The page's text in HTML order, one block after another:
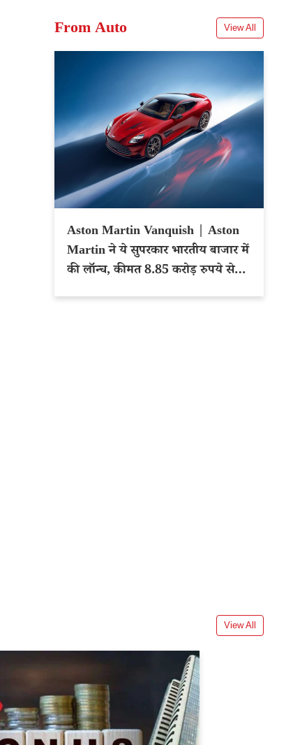
From Auto View All
Aston Martin Vanquish | Aston
Martin ने ये सुपरकार भारतीय बाजार में
की लॉन्च, कीमत 8.85 करोड़ रुपये से
View All